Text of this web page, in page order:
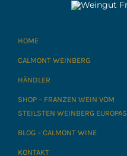
HOME
CALMONT WEINBERG
HÄNDLER
SHOP – FRANZEN WEIN VOM
STEILSTEN WEINBERG EUROPAS
BLOG – CALMONT WINE
KONTAKT